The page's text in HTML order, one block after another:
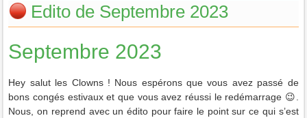
Edito de Septembre 2023
Septembre 2023
Hey salut les Clowns ! Nous espérons que vous avez passé de
bons congés estivaux et que vous avez réussi le redémarrage 😉.
Nous, on reprend avec un édito pour faire le point sur ce qui s’est